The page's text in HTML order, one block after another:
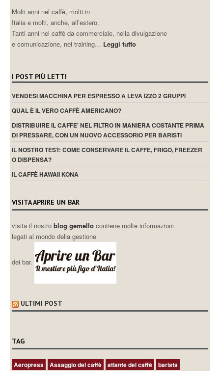
Molti anni nel caffè, molti in
Italia e molti, anche, all’estero.
Tanti anni nel caffè da commerciale, nella divulgazione
e comunicazione, nel training… Leggi tutto
I POST PIÙ LETTI
VENDESI MACCHINA PER ESPRESSO A LEVA IZZO 2 GRUPPI
QUAL È IL VERO CAFFÈ AMERICANO?
DISTRIBUIRE IL CAFFE’ NEL FILTRO IN MANIERA COSTANTE PRIMA
DI PRESSARE, CON UN NUOVO ACCESSORIO PER BARISTI
IL NOSTRO TEST: COME CONSERVARE IL CAFFÈ, FRIGO, FREEZER
O DISPENSA?
IL CAFFÈ HAWAII KONA
VISITA APRIRE UN BAR
visita il nostroblog gemellocontiene molte informazioni
legati al mondo della gestione
dei bar.
ULTIMI POST
TAG
Aeropress Assaggio del caffè atlante del caffè
barista